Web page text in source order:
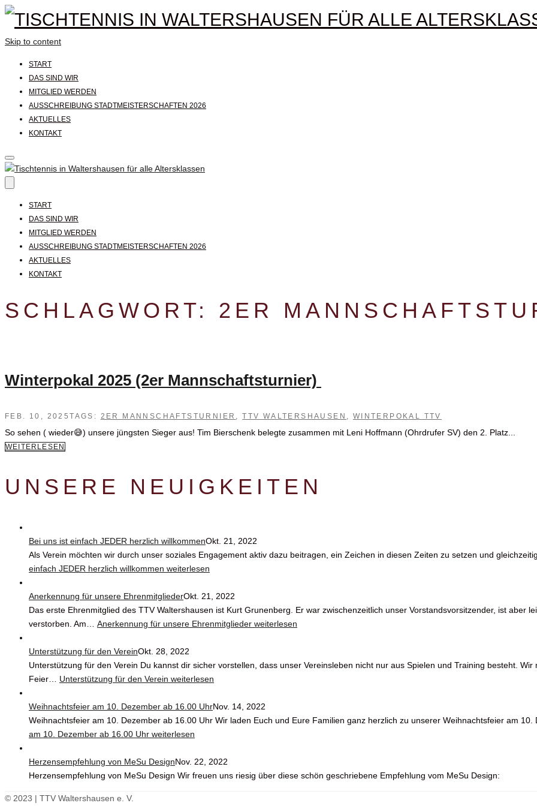
Skip to content
START
DAS SIND WIR
MITGLIED WERDEN
AUSSCHREIBUNG STADTMEISTERSCHAFTEN 2026
AKTUELLES
KONTAKT
START
DAS SIND WIR
MITGLIED WERDEN
AUSSCHREIBUNG STADTMEISTERSCHAFTEN 2026
AKTUELLES
KONTAKT
SCHLAGWORT: 2ER
Winterpokal 2025 (2er Mannschaftsturnier)
FEB. 10, 2025TAGS: 2ER MANNSCHAFTSTURNIER ,TTV WALTERSHAUSEN , WINTERPOKAL TTV
So sehen ( wieder😅) unsere jüngsten Sieger aus! Tim Bierschenk belegte zusammen mit Leni Hoffmann (Ohrdrufer SV) den 2. Platz...
WEITERLESEN
UNSERE NEUIGKEITEN
Bei uns ist einfach JEDER herzlich willkommenOkt. 21, 2022
Als Verein möchten wir durch unser soziales Engagement aktiv dazu beitragen, ein Zeichen in diesen Zeiten zu setzen und
einfach JEDER herzlich willkommen weiterlesen
Anerkennung für unsere EhrenmitgliederOkt. 21, 2022
Das erste Ehrenmitglied des TTV Waltershausen ist Kurt Grunenberg. Er war zwischenzeitlich unser Vorstandsvorsitzender, ist aber
verstorben. Am… Anerkennung für unsere Ehrenmitglieder weiterlesen
Unterstützung für den VereinOkt. 28, 2022
Unterstützung für den Verein Du kannst dir sicher vorstellen, dass unser Vereinsleben nicht nur aus Spielen und Training besteht. Wir
Feier… Unterstützung für den Verein weiterlesen
Weihnachtsfeier am 10. Dezember ab 16.00 UhrNov. 14, 2022
Weihnachtsfeier am 10. Dezember ab 16.00 Uhr Wir laden Euch und Eure Familien ganz herzlich zu unserer Weihnachtsfeier am
am 10. Dezember ab 16.00 Uhr weiterlesen
Herzensempfehlung von MeSu DesignNov. 22, 2022
Herzensempfehlung von MeSu Design Wir freuen uns riesig über diese schön geschriebene Empfehlung vom MeSu Design:
© 2023 | TTV Waltershausen e. V.